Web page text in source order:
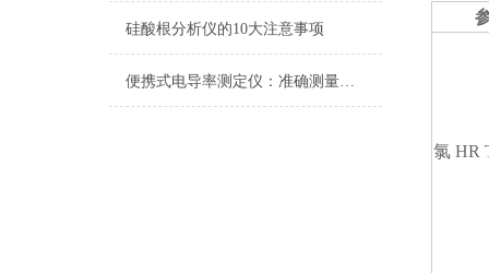
硅酸根分析仪的10大注意事项
便携式电导率测定仪：准确测量水质电导率，保障饮用水安全与健康
氯 HR